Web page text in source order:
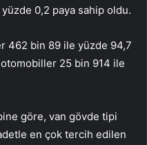
0,2 paya sahip oldu.
462 bin 89 ile yüzde 94,7
otomobiller 25 bin 914 ile
göre, van gövde tipi
en çok tercih edilen